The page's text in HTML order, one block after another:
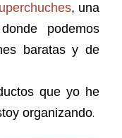
, una
podemos
baratas y de
que yo he
organizando.